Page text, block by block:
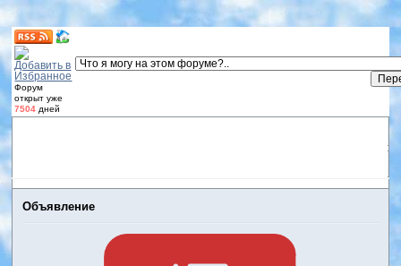
Форум
открыт уже
7504 дней
Объявление